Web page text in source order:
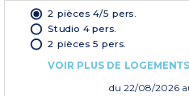
2 pièces 4/5 pers.
Studio 4 pers.
2 pièces 5 pers.
VOIR PLUS DE LOGEMENTS
du 22/08/2026